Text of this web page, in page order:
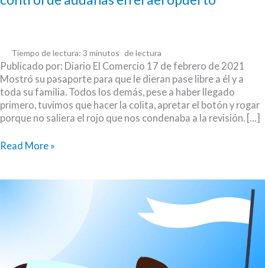
Tiempo de lectura: 3 minutos
Publicado por: Diario El Comercio 17 de febrero de 2021
Mostró su pasaporte para que le dieran pase libre a él y a
toda su familia. Todos los demás, pese a haber llegado
primero, tuvimos que hacer la colita, apretar el botón y rogar
porque no saliera el rojo que nos condenaba a la revisión. […]
Zampándose
Congresista
Read More »